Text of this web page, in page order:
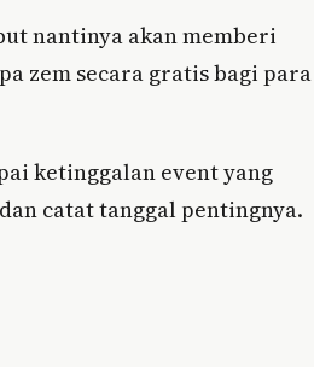
nantinya akan memberi
zem secara gratis bagi para
ketinggalan event yang
catat tanggal pentingnya.